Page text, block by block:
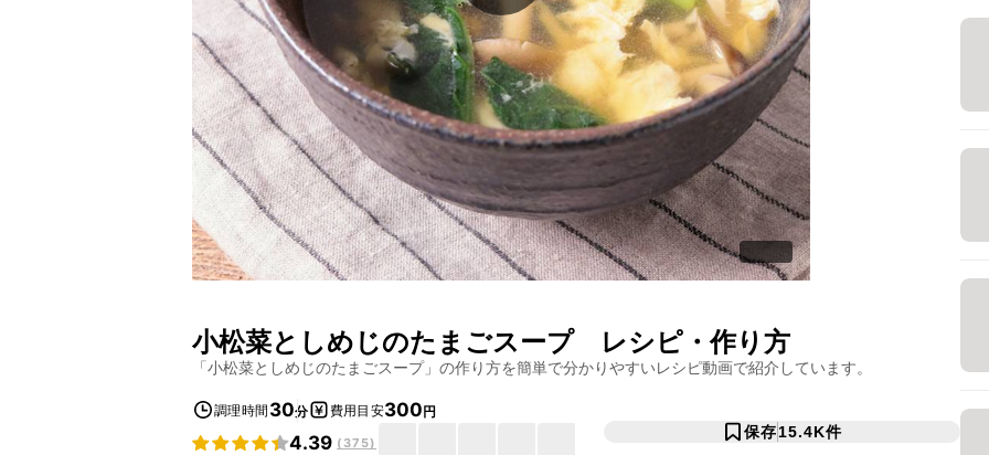
小松菜としめじのたまごスープレシピ・作り方
「小松菜としめじのたまごスープ」の作り方を簡単で分かりやすいレシピ動画で紹介しています。
調理時間 30分 費用目安300円
4.39 ( 375)
保存15.4K件